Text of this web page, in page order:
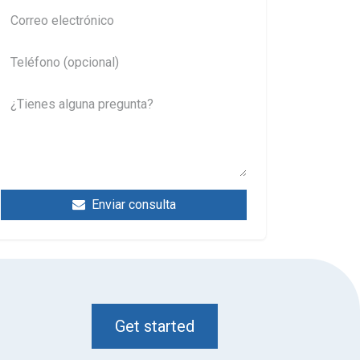
Enviar consulta
Get started